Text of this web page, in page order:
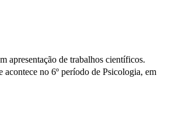
apresentação de trabalhos científicos.
acontece no 6º período de Psicologia, em